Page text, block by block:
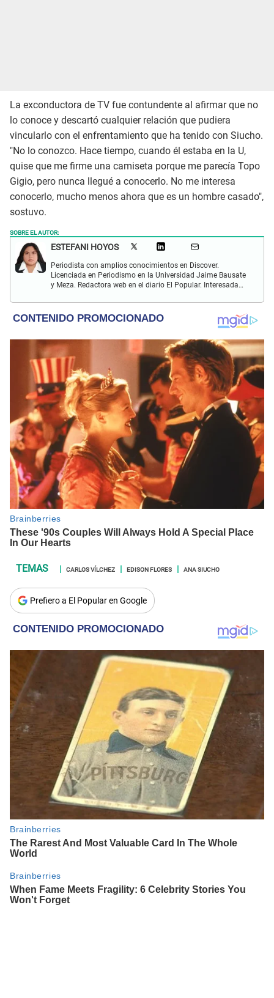
La exconductora de TV fue contundente al afirmar que no
lo conoce y descartó cualquier relación que pudiera
vincularlo con el enfrentamiento que ha tenido con Siucho.
"No lo conozco. Hace tiempo, cuando él estaba en la U,
quise que me firme una camiseta porque me parecía Topo
Gigio, pero nunca llegué a conocerlo. No me interesa
conocerlo, mucho menos ahora que es un hombre casado",
sostuvo.
SOBRE EL AUTOR:
ESTEFANI HOYOS
Periodista con amplios conocimientos en Discover.
Licenciada en Periodismo en la Universidad Jaime Bausate
y Meza. Redactora web en el diario El Popular. Interesada
internacional; tendencias, películas y series.
CARLOS VÍLCHEZ EDISON FLORES ANA SIUCHO
Prefiero a El Popular en Google